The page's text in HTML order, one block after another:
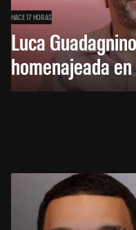
HACE 17 HORAS
Luca
homenajeada